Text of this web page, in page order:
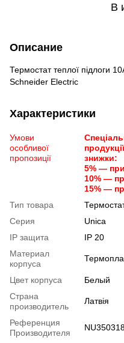
В
Описание
Термостат теплої підлоги
Schneider Electric
Характеристики
Умови
особливої
пропозиції
знижки:
5% — при
10% —
15% —
Тип товара
Серия
Unica
IP защита
IP 20
Материал
корпуса
Цвет корпуса
Белый
Страна
производитель
Латвія
Референция
Производителя